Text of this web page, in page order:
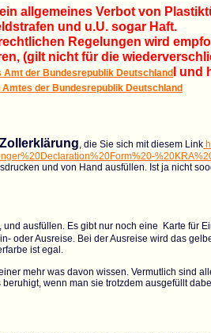
allgemeines Verbot von
und u.U. sogar Haft.
Regelungen wird
(gilt nicht für die
Amt der Bundesrepublik Deutschland
l und
der Bundesrepublik Deutschland
Zollerklärung, die Sie sich mit diesem Link
und von Hand ausfüllen. Ist ja nicht
und ausfüllen. Es gibt nur noch eine Karte für
oder Ausreise. Bei der Ausreise wird das
ist egal.
mehr was davon wissen. Vermutlich sind
wenn man sie trotzdem ausgefüllt